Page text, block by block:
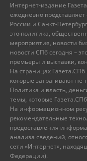
Интернет-издание
ежедневно
России и Санкт-
это политика,
мероприятия, новости
новости СПб сегодня –
премьеры и выставки,
На страницах
которые затрагивают не
Политика и власть,
темы, которые
На информационном
рекомендательные
предоставления
анализа сведений,
сети «Интернет»,
Федерации).